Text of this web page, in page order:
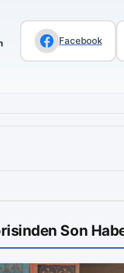
Facebook
Son